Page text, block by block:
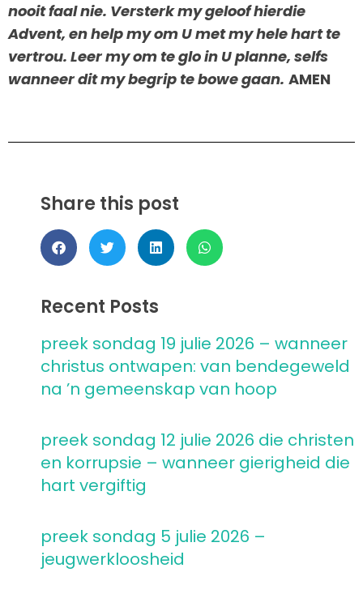
nooit faal nie. Versterk my geloof hierdie
Advent, en help my om U met my hele hart te
vertrou. Leer my om te glo in U planne, selfs
wanneer dit my begrip te bowe gaan. AMEN
Share this post
Recent Posts
preek sondag 19 julie 2026 – wanneer
christus ontwapen: van bendegeweld
na ’n gemeenskap van hoop
preek sondag 12 julie 2026 die christen
en korrupsie – wanneer gierigheid die
hart vergiftig
preek sondag 5 julie 2026 –
jeugwerkloosheid